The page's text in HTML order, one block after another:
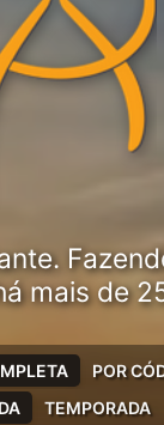
mais de
TEMPORADA
POR